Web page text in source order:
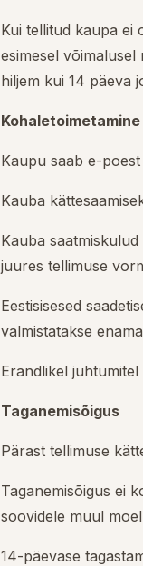
Kui tellitud kaupa ei
esimesel
hiljem kui 14 päeva
Kohaletoimetamine
Kaupu saab e-
Kauba
Kauba
juures tellimuse
Eestisisesed
valmistatakse
Erandlikel
Taganemisõigus
Pärast tellimuse
Taganemisõigus ei
soovidele muul
14-päevase